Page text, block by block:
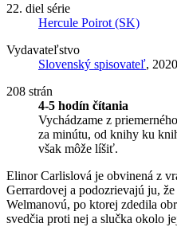
22. diel série
Hercule Poirot (SK)
Vydavateľstvo
Slovenský spisovateľ, 2020
208 strán
4-5 hodín čítania
Vychádzame z
za minútu, od knihy ku
však môže líšiť.
Elinor Carlislová je obvinená z
Gerrardovej a podozrievajú ju,
Welmanovú, po ktorej zdedila
svedčia proti nej a slučka okolo